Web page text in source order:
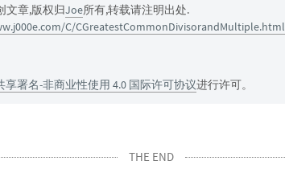
文章,版权归Joe所有,转载请注明出处.
C/CGreatestCommonDivisorandMultiple.html
享署名-非商业性使用 4.0 国际许可协议进行许可。
THE END